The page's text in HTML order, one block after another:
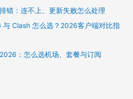
错：连不上、更新失败怎么处理
Clash 怎么选？2026客户端对比指
：怎么选机场、套餐与订阅